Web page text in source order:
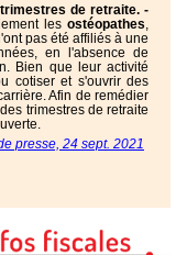
de retraite. -
les ostéopathes,
pas été affiliés à une
en l'absence de
Bien que leur activité
cotiser et s'ouvrir des
Afin de remédier
trimestres de retraite
presse, 24 sept. 2021